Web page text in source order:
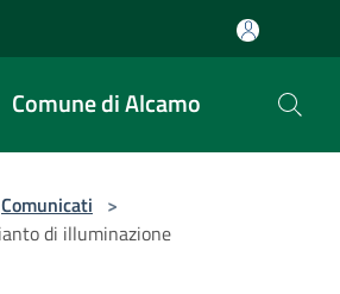
Comune di Alcamo
Comunicati >
di illuminazione